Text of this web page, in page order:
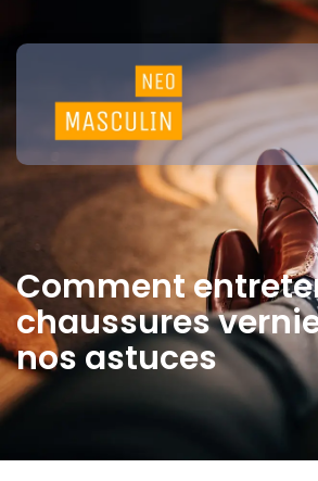
Comment
chaussures
nos astuces